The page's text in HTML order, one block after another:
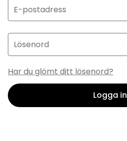
E-postadress
Lösenord
Har du glömt ditt lösenord?
Logga in